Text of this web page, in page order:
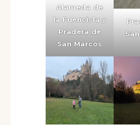
Alameda de
la Fuencisla y
Pradera de
San Marcos